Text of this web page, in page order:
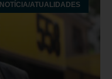
ATUALIDADES